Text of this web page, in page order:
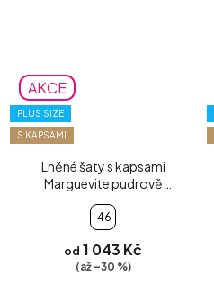
AKCE
PLUS SIZE
S KAPSAMI
Lněné šaty s kapsami
Marguevite pudrově
růžové
46
od 1 043 Kč
(až –30 %)